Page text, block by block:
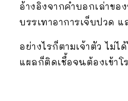
อ้างอิงจากคำบอกเล่าขอ
บรรเทาอาการเจ็บปวด
อย่างไรก็ตามเจ้าตัว ไม่
แผลก็ติดเชื้อจนต้องเข้า